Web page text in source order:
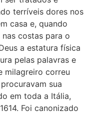
terríveis dores nos
casa e, quando
costas para o
a estatura física
pelas palavras e
milagreiro correu
sua
em toda a Itália,
Foi canonizado